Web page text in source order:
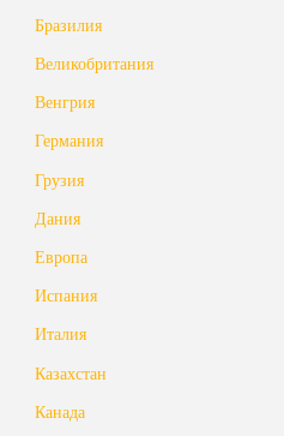
Бразилия
Великобритания
Венгрия
Германия
Грузия
Дания
Европа
Испания
Италия
Казахстан
Канада